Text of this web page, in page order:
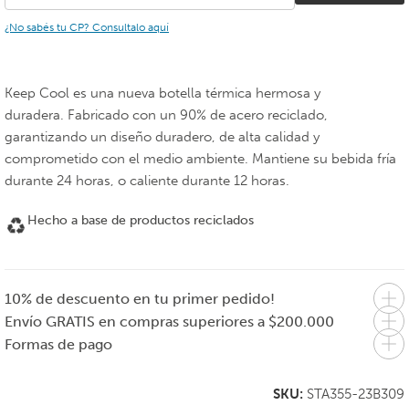
¿No sabés tu CP? Consultalo aquí
Keep Cool es una nueva botella térmica hermosa y
duradera. Fabricado con un 90% de acero reciclado,
garantizando un diseño duradero, de alta calidad y
comprometido con el medio ambiente. Mantiene su bebida fría
durante 24 horas, o caliente durante 12 horas.
Hecho a base de productos reciclados
10% de descuento en tu primer pedido!
Envío GRATIS en compras superiores a $200.000
Formas de pago
SKU: STA355-23B309